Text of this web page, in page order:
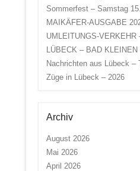
Sommerfest – Samstag
MAIKÄFER-AUSGABE
UMLEITUNGS-VERKEHR
LÜBECK – BAD KLEINEN
Nachrichten aus Lübeck –
Züge in Lübeck – 2026
Archiv
August 2026
Mai 2026
April 2026